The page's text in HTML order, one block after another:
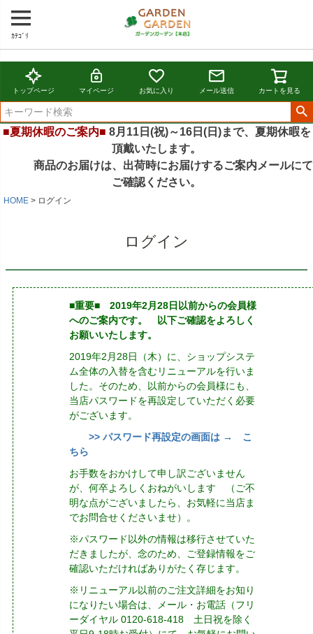
ｶﾃｺﾞﾘ
トップページ マイページ お気に入り メール送信 カートを見る
■夏期休暇のご案内■ 8月11日(祝)～16日(日)まで、夏期休暇を
頂戴いたします。
商品のお届けは、出荷時にお届けするご案内メールにて
ご確認ください。
HOME ログイン
ログイン
■重要■ 2019年2月28日以前からの会員様
へのご案内です。 以下ご確認をよろしく
お願いいたします。
2019年2月28日（木）に、ショップシステ
ム全体の入替を含むリニューアルを行いま
した。そのため、以前からの会員様にも、
当店パスワードを再設定していただく必要
がございます。
>> パスワード再設定の画面は → こ
ちら
お手数をおかけして申し訳ございません
が、何卒よろしくおねがいします （ご不
明な点がございましたら、お気軽に当店ま
でお問合せくださいませ）。
※パスワード以外の情報は移行させていた
だきましたが、念のため、ご登録情報をご
確認いただければありがたく存じます。
※リニューアル以前のご注文詳細をお知り
になりたい場合は、メール・お電話（フリ
ーダイヤル 0120-618-418 土日祝を除く